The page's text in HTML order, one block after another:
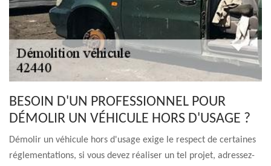
BESOIN D'UN PROFESSIONNEL POUR
DÉMOLIR UN VÉHICULE HORS D'USAGE ?
Démolir un véhicule hors d'usage exige le respect de certaines
réglementations, si vous devez réaliser un tel projet, adressez-